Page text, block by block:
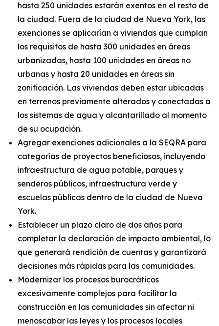
hasta 250 unidades estarán exentos en el resto de
la ciudad. Fuera de la ciudad de Nueva York, las
exenciones se aplicarían a viviendas que cumplan
los requisitos de hasta 300 unidades en áreas
urbanizadas, hasta 100 unidades en áreas no
urbanas y hasta 20 unidades en áreas sin
zonificación. Las viviendas deben estar ubicadas
en terrenos previamente alterados y conectadas a
los sistemas de agua y alcantarillado al momento
de su ocupación.
Agregar exenciones adicionales a la SEQRA para
categorías de proyectos beneficiosos, incluyendo
infraestructura de agua potable, parques y
senderos públicos, infraestructura verde y
escuelas públicas dentro de la ciudad de Nueva
York.
Establecer un plazo claro de dos años para
completar la declaración de impacto ambiental, lo
que generará rendición de cuentas y garantizará
decisiones más rápidas para las comunidades.
Modernizar los procesos burocráticos
excesivamente complejos para facilitar la
construcción en las comunidades sin afectar ni
menoscabar las leyes y los procesos locales